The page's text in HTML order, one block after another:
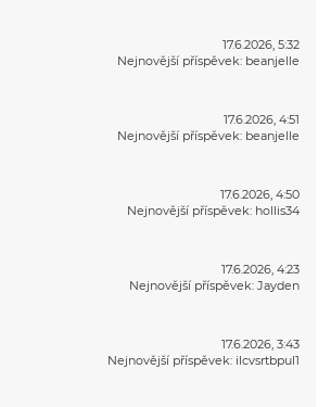
17.6.2026, 5:32
Nejnovější příspěvek: beanjelle
17.6.2026, 4:51
Nejnovější příspěvek: beanjelle
17.6.2026, 4:50
Nejnovější příspěvek: hollis34
17.6.2026, 4:23
Nejnovější příspěvek:Jayden
17.6.2026, 3:43
Nejnovější příspěvek: ilcvsrtbpul1